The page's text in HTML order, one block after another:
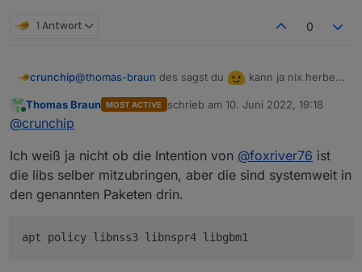
1 Antwort 0
crunchip@thomas-braun des sagst du
root@IoBroker:~# ls -la /opt/iobroker/
drwxrwxrwx+ 3 iobroker iobroker      4096
-rwxr-xr-x+ 1 iobroker iobroker 325132000
-rw-r--r--+ 1 iobroker iobroker    634900  8.
-rw-r--r--+ 1 iobroker iobroker    955808  8.
-rwxr-xr-x+ 1 iobroker iobroker    349488  8.
Thomas Braun MOST ACTIVE schrieb am 10. Juni 2022, 19:18
zuletzt editiert von
@crunchip
Ich weiß ja nicht ob die Intention von @foxriver76 ist
die libs selber mitzubringen, aber die sind systemweit in
den genannten Paketen drin.